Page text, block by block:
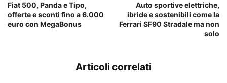
Fiat 500, Panda e Tipo,
offerte e sconti fino a 6.000
euro con MegaBonus
Auto sportive elettriche,
ibride e sostenibili come la
Ferrari SF90 Stradale ma non
solo
Articoli correlati